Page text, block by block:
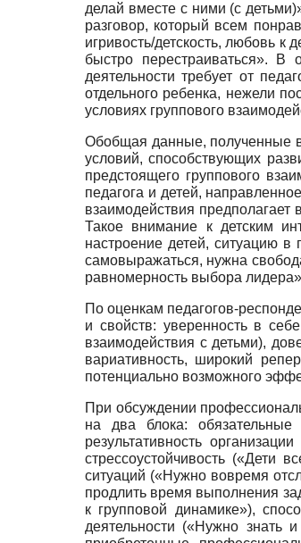
делай вместе с ними (с
разговор, который всем
игривость/детскость, любовь
быстро перестраиваться». В
деятельности требует от
отдельного ребенка, нежели
условиях группового
Обобщая данные, полученные в
условий, способствующих
предстоящего группового
педагога и детей,
взаимодействия предполагает
Такое внимание к детским
настроение детей, ситуацию в
самовыражаться, нужна
равномерность выбора
По оценкам педагогов-
и свойств: уверенность в
взаимодействия с детьми),
вариативность, широкий
потенциально возможного
При обсуждении
на два блока:
результативность
стрессоустойчивость («Дети
ситуаций («Нужно вовремя
продлить время выполнения
к групповой динамике»),
деятельности («Нужно знать